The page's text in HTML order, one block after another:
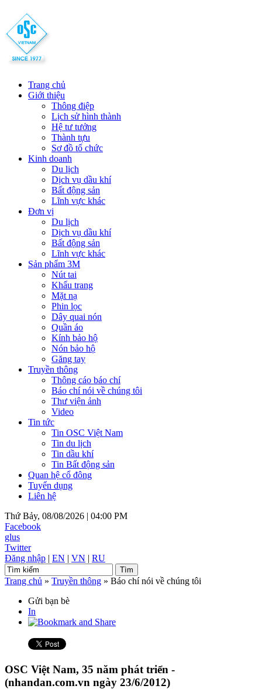
Trang chủ
Giới thiệu
Thông điệp
Lịch sử hình thành
Hệ tư tưởng
Thành tựu
Sơ đồ tổ chức
Kinh doanh
Du lịch
Dịch vụ dầu khí
Bất động sản
Lĩnh vực khác
Đơn vị
Du lịch
Dịch vụ dầu khí
Bất động sản
Lĩnh vực khác
Sản phẩm 3M
Nút tai
Khẩu trang
Mặt nạ
Phin lọc
Dây quai nón
Quần áo
Kính bảo hộ
Nón bảo hộ
Găng tay
Truyền thông
Thông cáo báo chí
Báo chí nói về chúng tôi
Thư viện ảnh
Video
Tin tức
Tin OSC Việt Nam
Tin du lịch
Tin dầu khí
Tin Bất động sản
Quan hệ cổ đông
Tuyển dụng
Liên hệ
Thứ Bảy, 08/08/2026 | 04:00 PM
Facebook
glus
Twitter
Đăng nhập | EN | VN | RU
Trang chủ » Truyền thông » Báo chí nói về chúng tôi
Gửi bạn bè
In
OSC Việt Nam, 35 năm phát triển -
(nhandan.com.vn ngày 23/6/2012)